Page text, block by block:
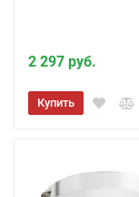
2 297 руб.
Купить